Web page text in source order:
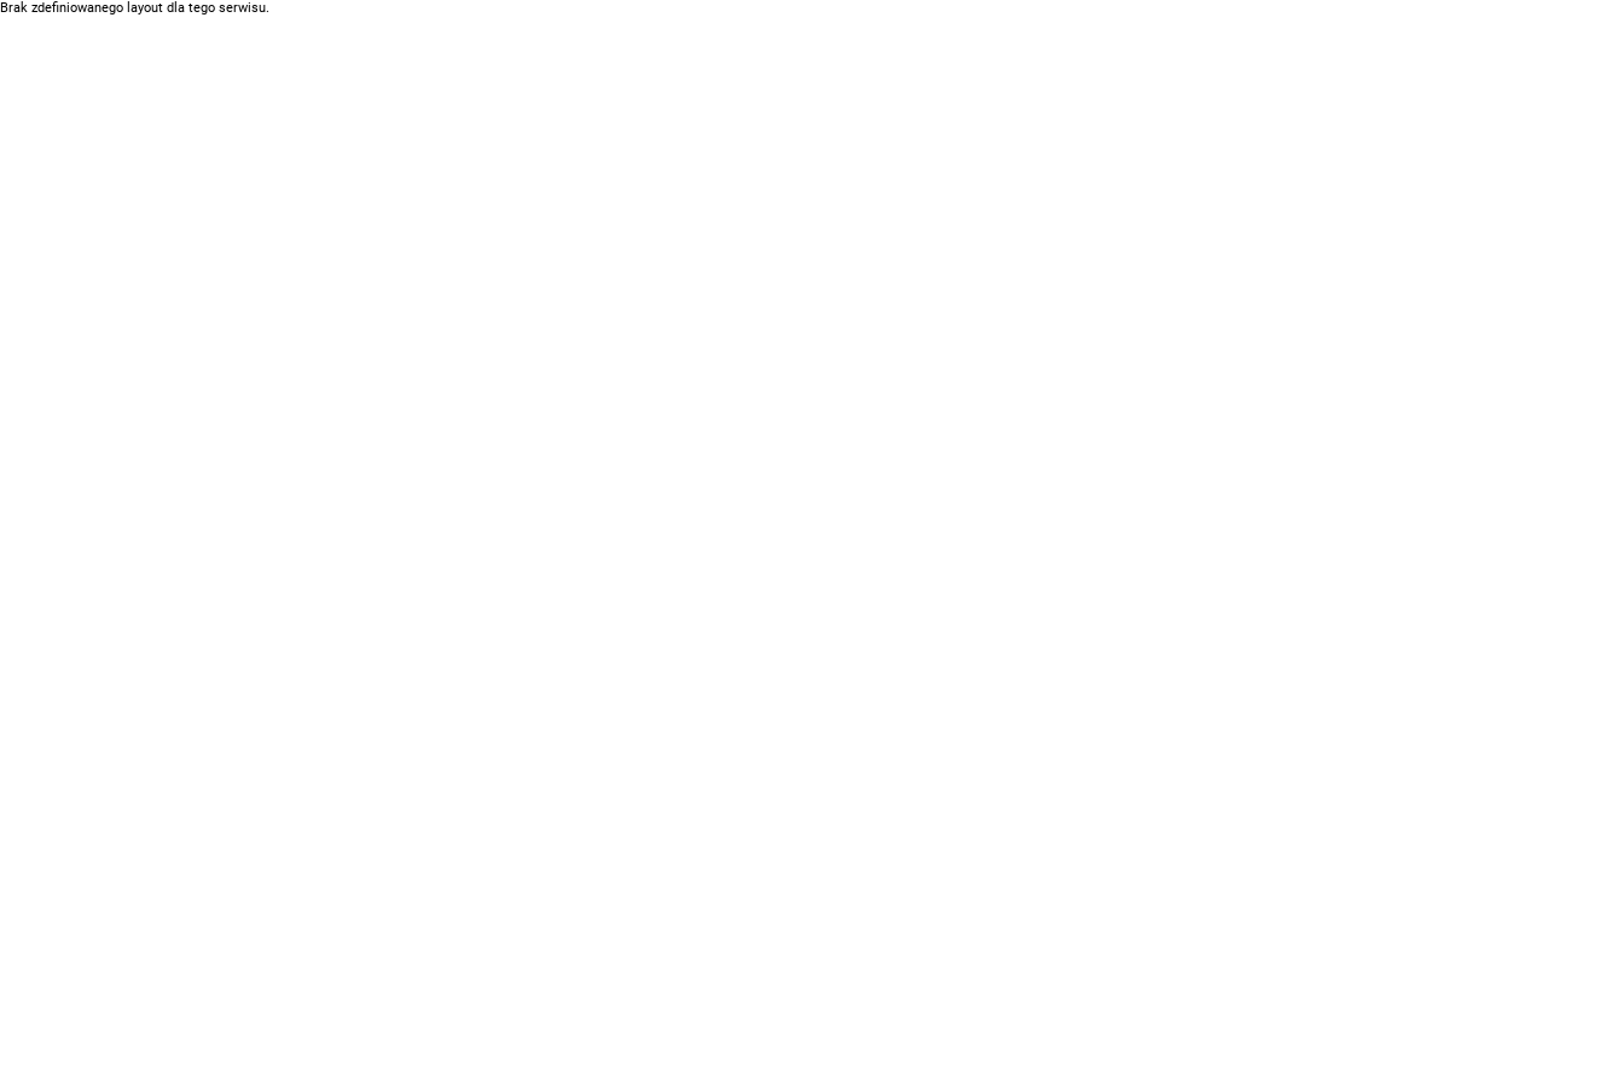
Brak zdefiniowanego layout dla tego serwisu.